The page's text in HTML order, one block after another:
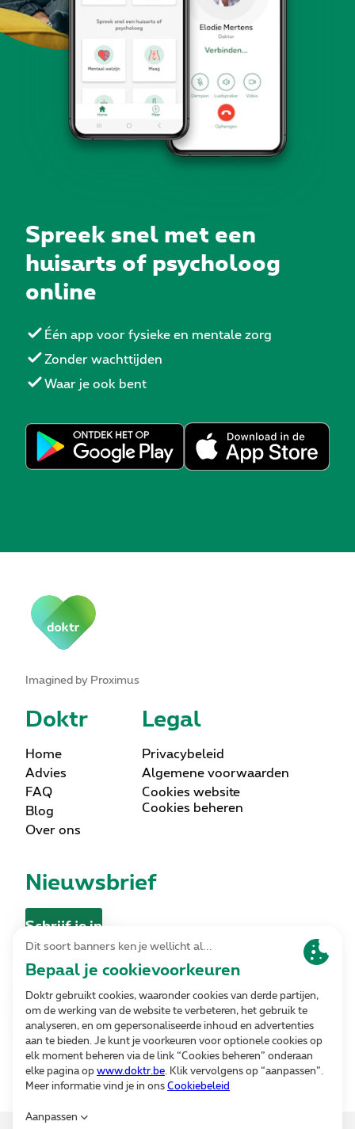
Spreek snel met een
huisarts of psycholoog
online
Één app voor fysieke en mentale zorg
Zonder wachttijden
Waar je ook bent
Imagined by Proximus
Doktr
Home
Advies
FAQ
Blog
Over ons
Legal
Privacybeleid
Algemene voorwaarden
Cookies website
Cookies beheren
Nieuwsbrief
Schrijf je in
Contact
Contacteer ons
Volg ons